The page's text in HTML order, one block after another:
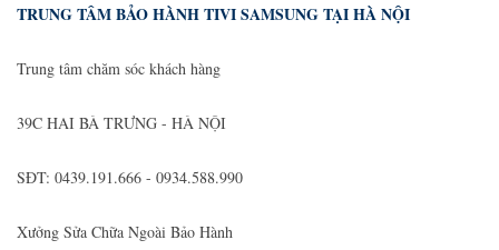
TRUNG TÂM BẢO HÀNH TIVI SAMSUNG TẠI HÀ NỘI
Trung tâm chăm sóc khách hàng
39C HAI BÀ TRƯNG - HÀ NỘI
SĐT: 0439.191.666 - 0934.588.990
Xưởng Sửa Chữa Ngoài Bảo Hành